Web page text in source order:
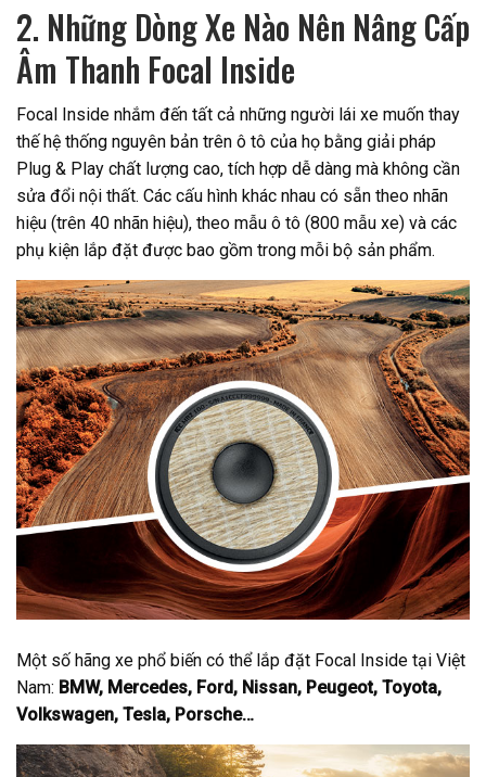
2. Những Dòng Xe Nào Nên Nâng Cấp
Âm Thanh Focal Inside
Focal Inside nhắm đến tất cả những người lái xe muốn thay
thế hệ thống nguyên bản trên ô tô của họ bằng giải pháp
Plug & Play chất lượng cao, tích hợp dễ dàng mà không cần
sửa đổi nội thất. Các cấu hình khác nhau có sẵn theo nhãn
hiệu (trên 40 nhãn hiệu), theo mẫu ô tô (800 mẫu xe) và các
phụ kiện lắp đặt được bao gồm trong mỗi bộ sản phẩm.
Một số hãng xe phổ biến có thể lắp đặt Focal Inside tại Việt
Nam: BMW, Mercedes, Ford, Nissan, Peugeot, Toyota,
Volkswagen, Tesla, Porsche…